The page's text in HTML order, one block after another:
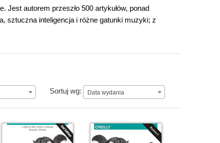
autorem przeszło 500 artykułów, ponad
sztuczna inteligencja i różne gatunki muzyki; z
Sortuj wg: Data wydania
Data wydania